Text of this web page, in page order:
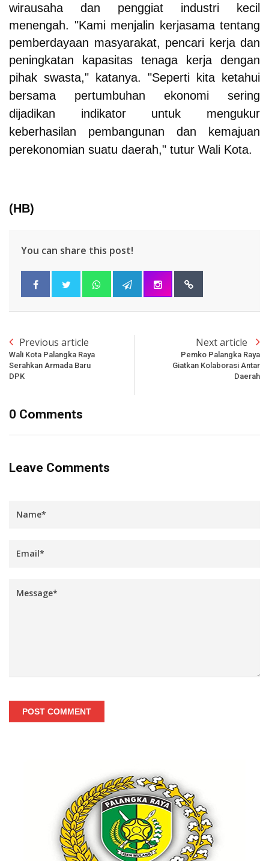
wirausaha dan penggiat industri kecil
menengah. "Kami menjalin kerjasama tentang
pemberdayaan masyarakat, pencari kerja dan
peningkatan kapasitas tenaga kerja dengan
pihak swasta," katanya. "Seperti kita ketahui
bersama pertumbuhan ekonomi sering
dijadikan indikator untuk mengukur
keberhasilan pembangunan dan kemajuan
perekonomian suatu daerah," tutur Wali Kota.
(HB)
You can share this post!
Previous article
Wali Kota Palangka Raya
Serahkan Armada Baru
DPK
Next article
Pemko Palangka Raya
Giatkan Kolaborasi Antar
Daerah
0 Comments
Leave Comments
POST COMMENT